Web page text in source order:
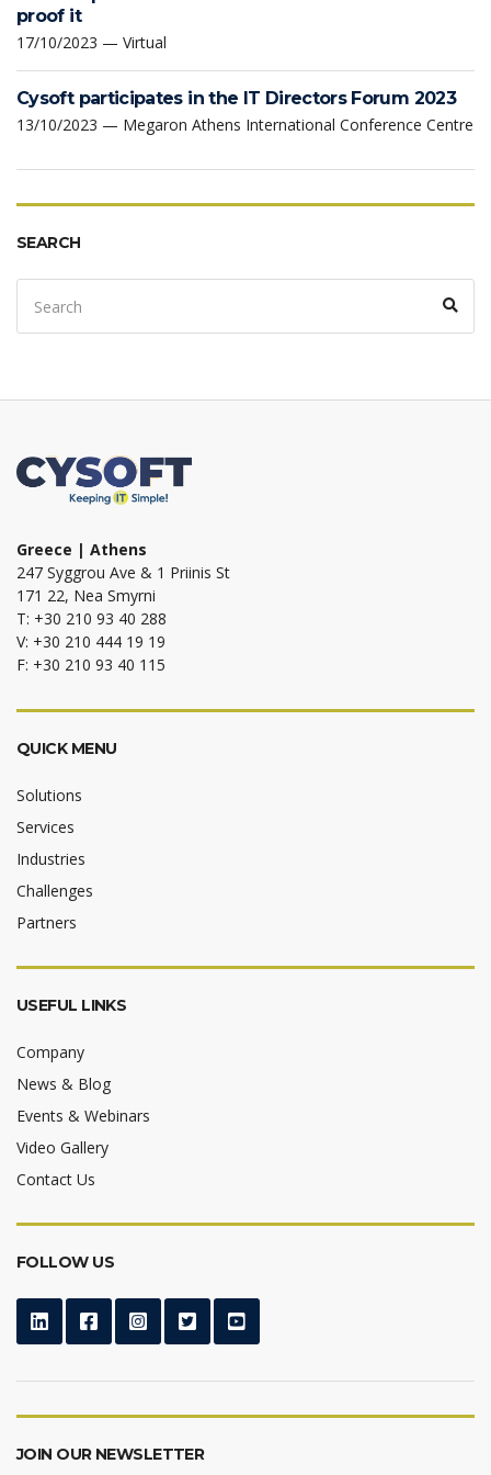
proof it
17/10/2023 — Virtual
Cysoft participates in the IT Directors Forum 2023
13/10/2023 — Megaron Athens International Conference Centre
SEARCH
Search
for:
Greece | Athens
247 Syggrou Ave & 1 Priinis St
171 22, Nea Smyrni
T: +30 210 93 40 288
V: +30 210 444 19 19
F: +30 210 93 40 115
QUICK MENU
Solutions
Services
Industries
Challenges
Partners
USEFUL LINKS
Company
News & Blog
Events & Webinars
Video Gallery
Contact Us
FOLLOW US
JOIN OUR NEWSLETTER